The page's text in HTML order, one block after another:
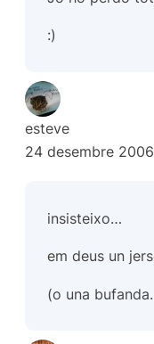
:)
esteve
24 desembre 2006
insisteixo…
em deus un
(o una